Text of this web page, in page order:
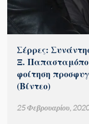
Σέρρες:
Ξ.
φοίτηση
(Βίντεο)
25 Φεβρουαρίου,